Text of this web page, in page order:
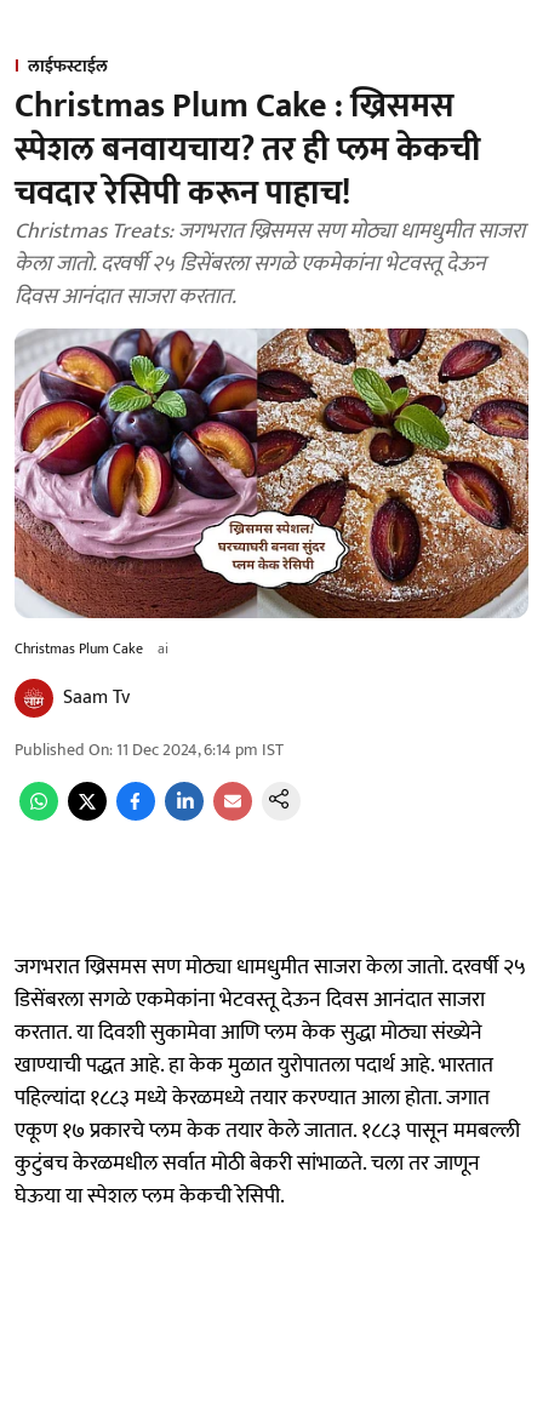
लाईफस्टाईल
Christmas Plum Cake : ख्रिसमस
स्पेशल बनवायचाय? तर ही प्लम केकची
चवदार रेसिपी करून पाहाच!
Christmas Treats: जगभरात ख्रिसमस सण मोठ्या धामधुमीत साजरा
केला जातो. दरवर्षी २५ डिसेंबरला सगळे एकमेकांना भेटवस्तू देऊन
दिवस आनंदात साजरा करतात.
Christmas Plum Cake ai
Saam Tv
Published On:11 Dec 2024, 6:14 pm IST
जगभरात ख्रिसमस सण मोठ्या धामधुमीत साजरा केला जातो. दरवर्षी २५
डिसेंबरला सगळे एकमेकांना भेटवस्तू देऊन दिवस आनंदात साजरा
करतात. या दिवशी सुकामेवा आणि प्लम केक सुद्धा मोठ्या संख्येने
खाण्याची पद्धत आहे. हा केक मुळात युरोपातला पदार्थ आहे. भारतात
पहिल्यांदा १८८३ मध्ये केरळमध्ये तयार करण्यात आला होता. जगात
एकूण १७ प्रकारचे प्लम केक तयार केले जातात. १८८३ पासून ममबल्ली
कुटुंबच केरळमधील सर्वात मोठी बेकरी सांभाळते. चला तर जाणून
घेऊया या स्पेशल प्लम केकची रेसिपी.